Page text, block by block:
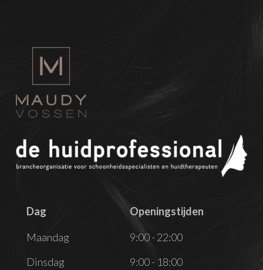
Dag
Openingstijden
Dag
Openingstijden
Maandag
9:00 - 22:00
Dinsdag
9:00 - 18:00